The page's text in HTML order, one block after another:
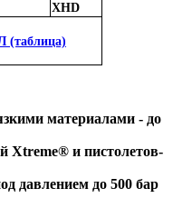
XHD
материалами - до
Xtreme® и пистолетов-
давлением до 500 бар